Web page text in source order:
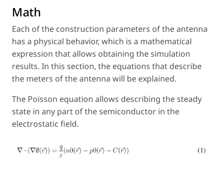
Math
Each of the construction parameters of the antenna
has a physical behavior, which is a mathematical
expression that allows obtaining the simulation
results. In this section, the equations that describe
the meters of the antenna will be explained.
The Poisson equation allows describing the steady
state in any part of the semiconductor in the
electrostatic field.